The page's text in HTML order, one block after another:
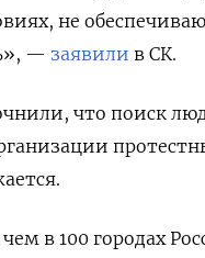
не
— заявили в СК.
что поиск
в 100 городах